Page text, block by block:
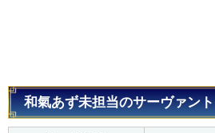
和氣あず未担当のサーヴァント